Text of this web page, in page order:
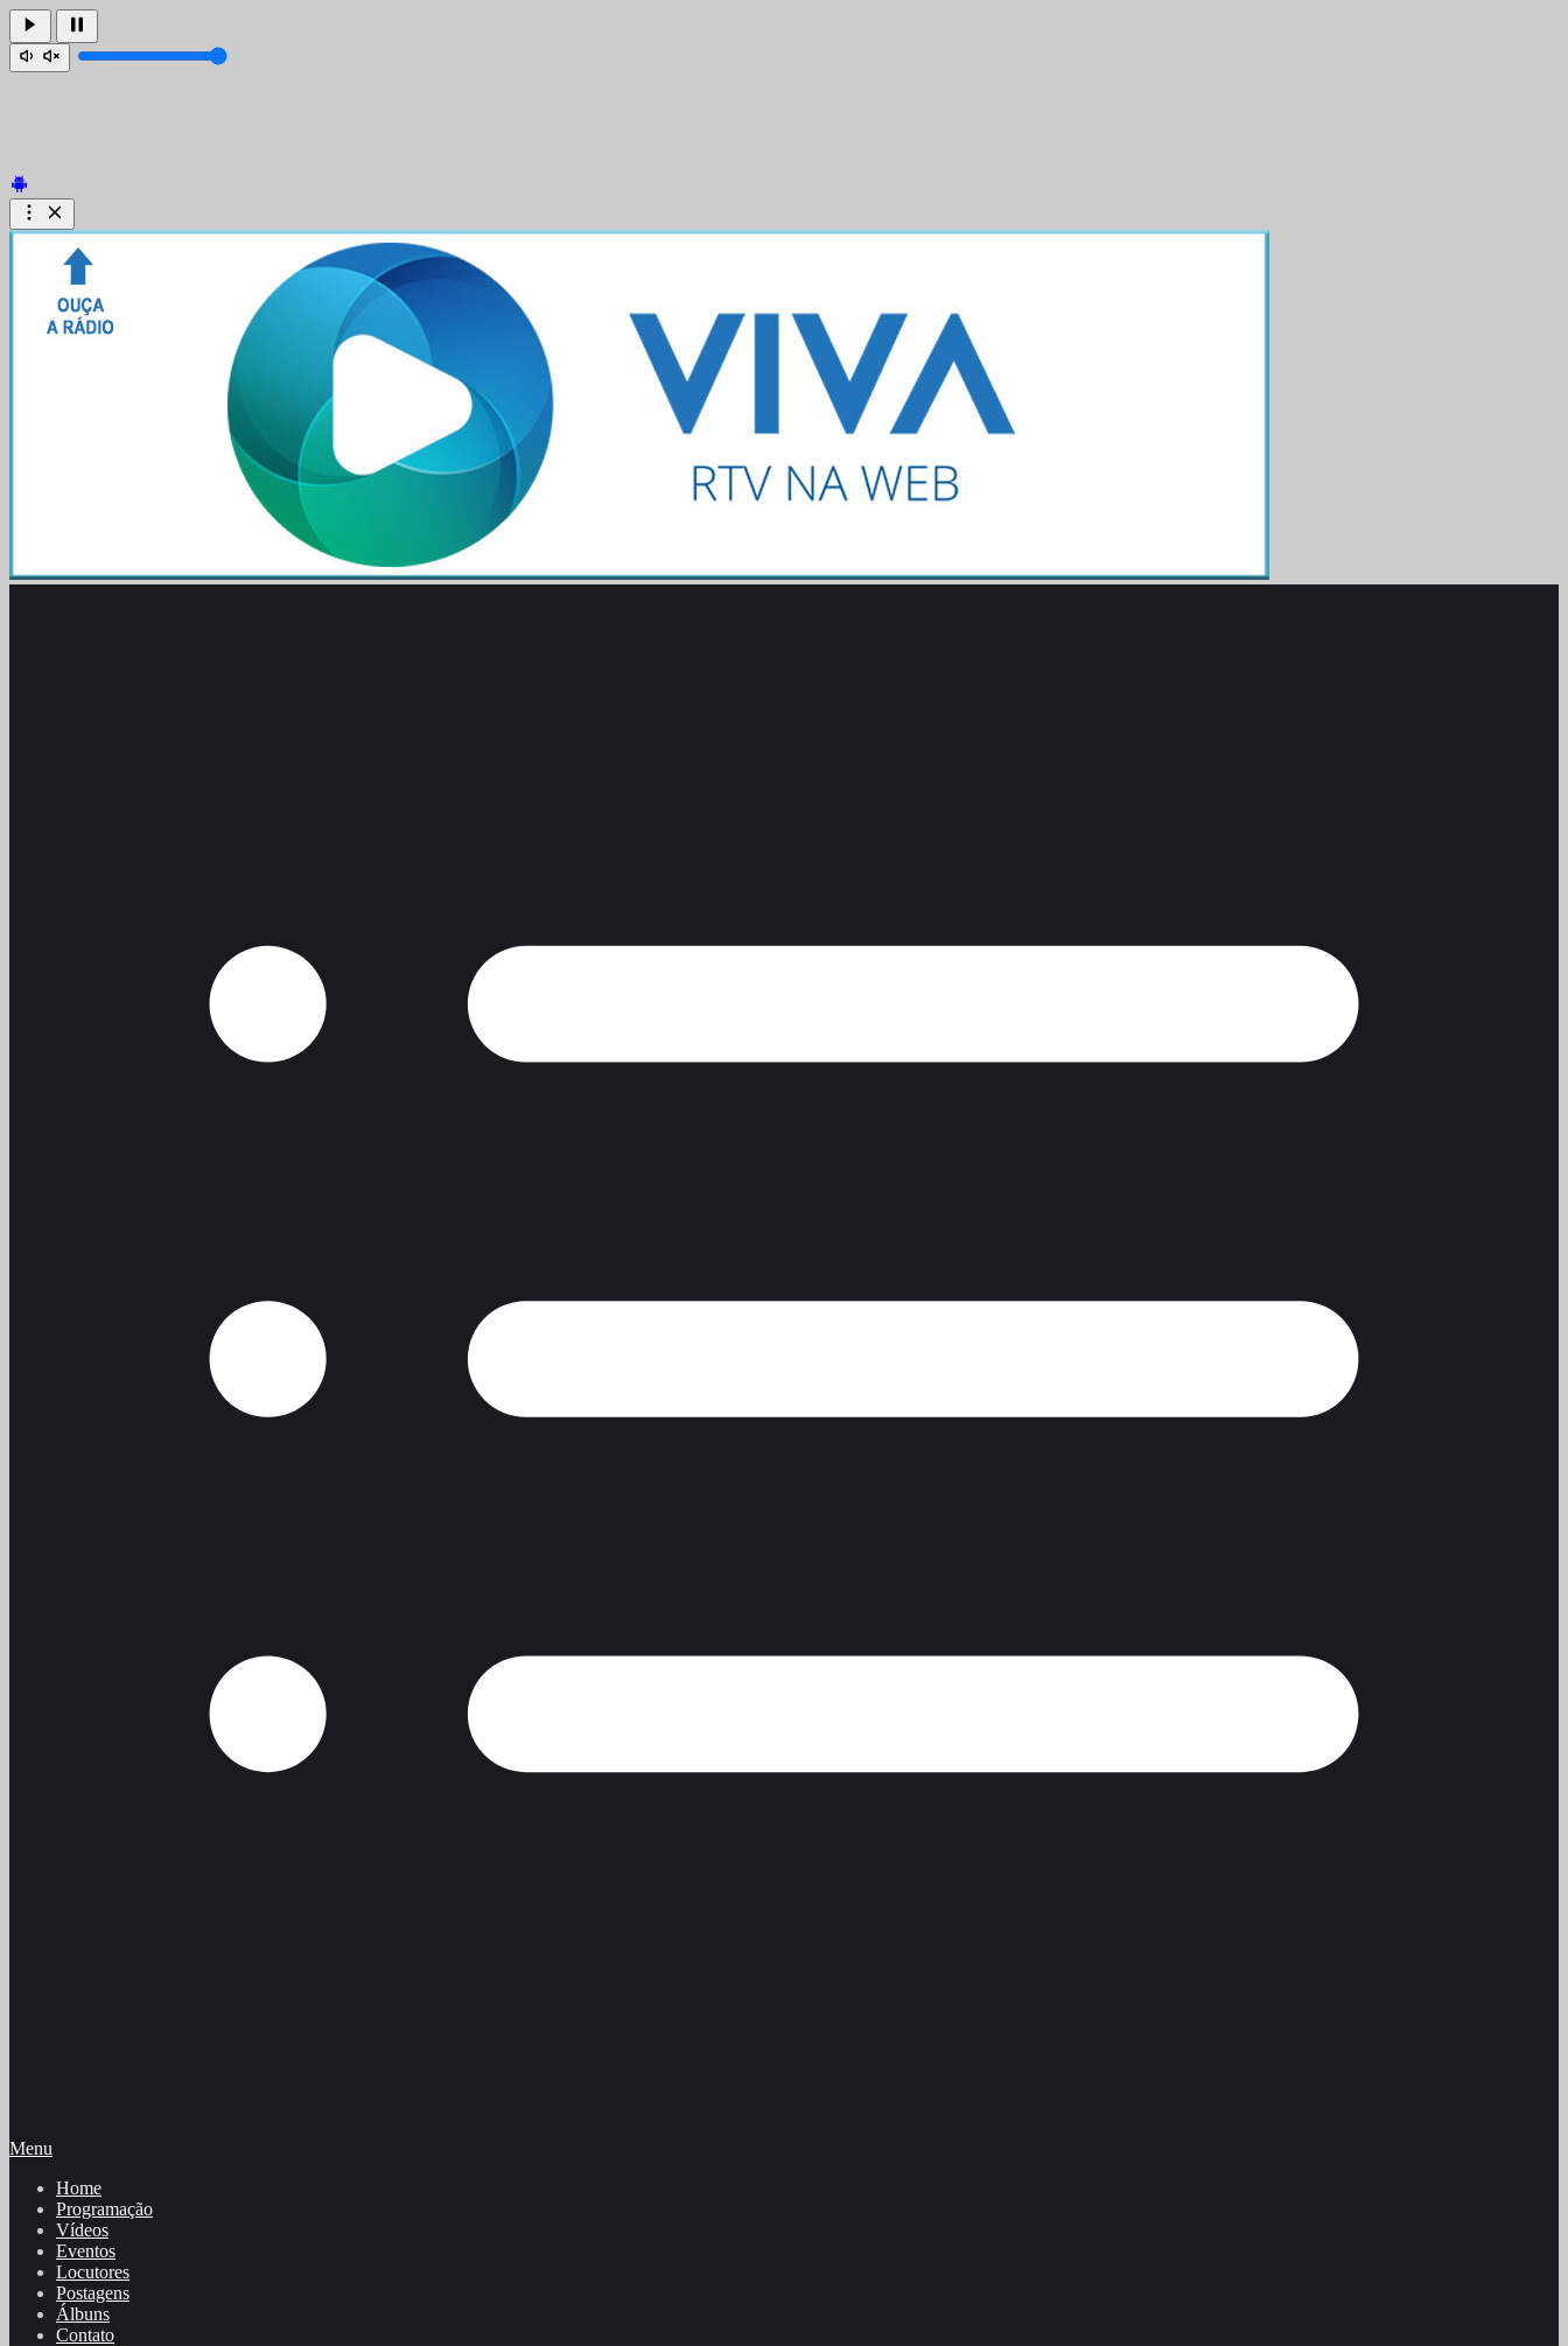
Menu
Home
Programação
Vídeos
Eventos
Locutores
Postagens
Álbuns
Contato